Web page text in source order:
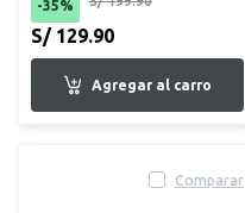
-35%
S/ 129.90
Comparar